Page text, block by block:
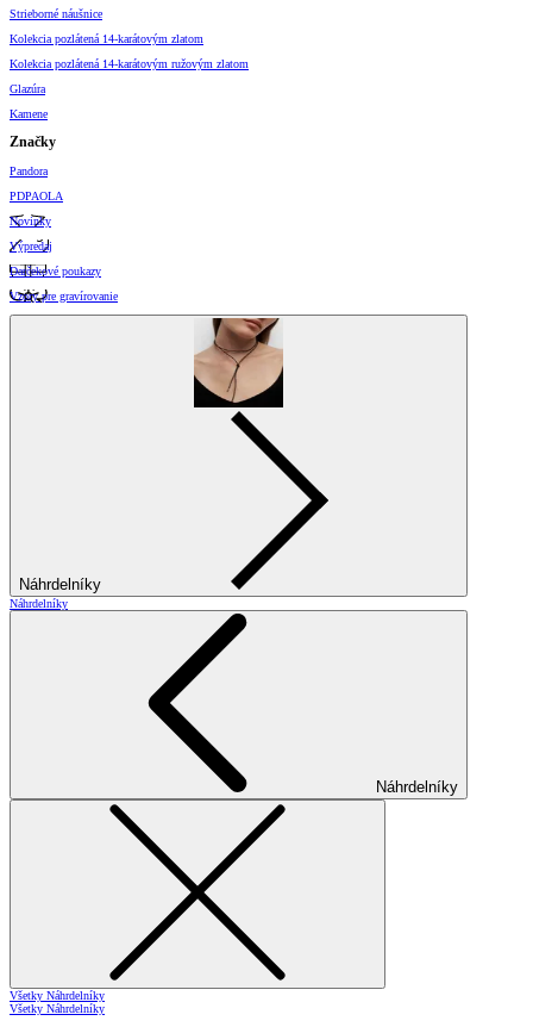
Strieborné náušnice
Kolekcia pozlátená 14-karátovým zlatom
Kolekcia pozlátená 14-karátovým ružovým zlatom
Glazúra
Kamene
Značky
Pandora
PDPAOLA
Novinky
Výpredaj
Darčekové poukazy
Vzory pre gravírovanie
Náhrdelníky
Náhrdelníky
Náhrdelníky
Všetky Náhrdelníky
Všetky Náhrdelníky